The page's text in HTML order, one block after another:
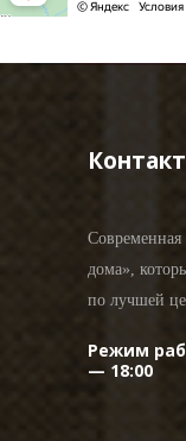
Современная
дома»,
по лучшей
Режим
— 18:00